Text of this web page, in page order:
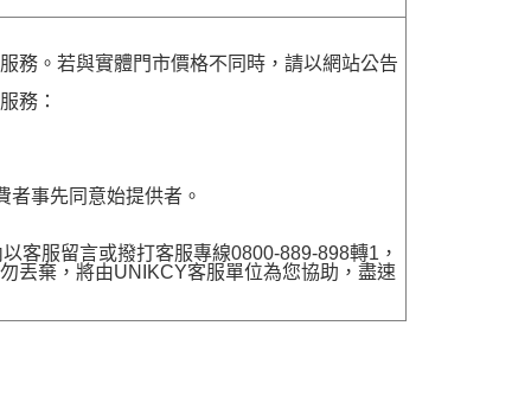
務。若與實體門市價格不同時，請以網站公告
務：
事先同意始提供者。
客服留言或撥打客服專線0800-889-898轉1，
丟棄，將由UNIKCY客服單位為您協助，盡速